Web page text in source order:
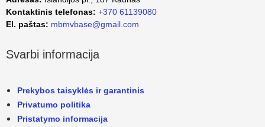
Kontaktinis telefonas: +370 61139080
El. paštas: mbmvbase@gmail.com
Svarbi informacija
Prekybos taisyklės ir garantinis
Privatumo politika
Pristatymo informacija